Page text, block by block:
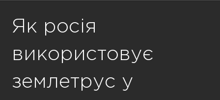
Як росія
використовує
землетрус у